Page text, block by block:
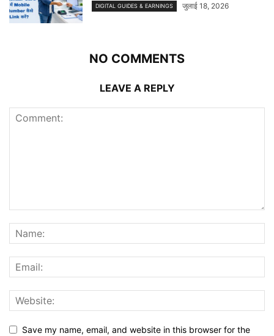
DIGITAL GUIDES & EARNINGS जुलाई 18, 2026
NO COMMENTS
LEAVE A REPLY
Save my name, email, and website in this browser for the